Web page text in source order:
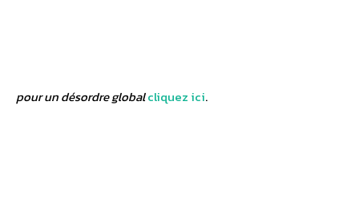
pour un désordre globalcliquez ici.